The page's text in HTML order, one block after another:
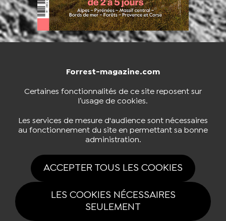
Forrest-magazine.com
Certaines fonctionnalités de ce site reposent sur
l’usage de cookies.
Les services de mesure d'audience sont nécessaires
au fonctionnement du site en permettant sa bonne
administration.
ACCEPTER TOUS LES COOKIES
LES COOKIES NÉCESSAIRES
SEULEMENT
NOUS CONTACTER BOUTIQUE
NOUS SUIVRE
Tous drois réservés Forrest-magazine.com 2026 |